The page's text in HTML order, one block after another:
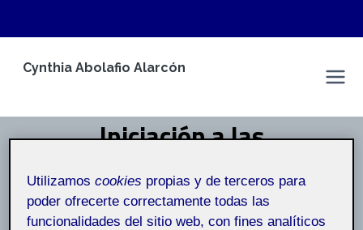
Cynthia Abolafio Alarcón
Iniciación a las
competencias TIC 71.507
Inicio / Iniciación a las competencias TIC 71.507
Utilizamoscookies propias y de terceros para
poder ofrecerte correctamente todas las
funcionalidades del sitio web, con fines analíticos